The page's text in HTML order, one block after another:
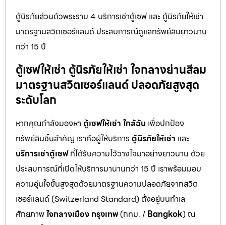
ตู้นิรภัยส่วนตัวพระราม 4 บริการเช่าตู้เซฟ และ ตู้นิรภัยให้เช่า
มาตรฐานสวิตเซอร์แลนด์ ประสบการณ์ดูแลทรัพย์สินยาวนาน
กว่า 15 ปี
ตู้เซฟให้เช่า ตู้นิรภัยให้เช่า ใจกลางย่านสีลม
มาตรฐานสวิตเซอร์แลนด์ ปลอดภัยสูงสุด
ระดับโลก
หากคุณกำลังมองหา ตู้เซฟให้เช่า ใกล้ฉัน เพื่อปกป้อง
ทรัพย์สินชิ้นสำคัญ เราคือผู้ให้บริการ ตู้นิรภัยให้เช่า และ
บริการเช่าตู้เซฟที่ได้รับความไว้วางใจมาอย่างยาวนาน ด้วย
ประสบการณ์ที่เปิดให้บริการมานานกว่า 15 ปี เราพร้อมมอบ
ความอุ่นใจขั้นสูงสุดด้วยมาตรฐานความปลอดภัยจากสวิต
เซอร์แลนด์ (Switzerland Standard) ตั้งอยู่บนทำเล
ศักยภาพใจกลางเมือง กรุงเทพ(กทม. / Bangkok) ณ